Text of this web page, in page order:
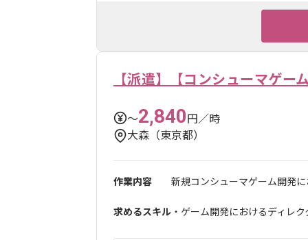
【派遣】【コンシューマゲー
〜2,840円／時
大森（東京都）
作業内容 新規コンシューマゲーム開発
求めるスキル ・ゲーム開発におけるディレ